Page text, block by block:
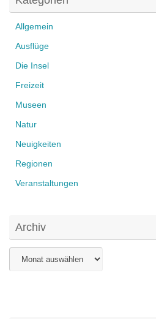
Allgemein
Ausflüge
Die Insel
Freizeit
Museen
Natur
Neuigkeiten
Regionen
Veranstaltungen
Archiv